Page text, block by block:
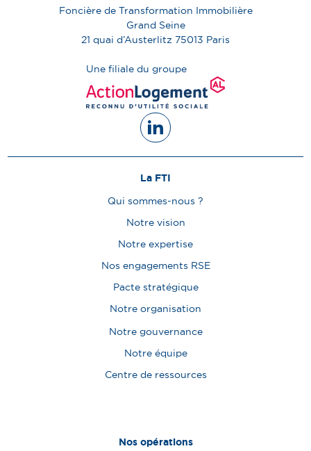
Foncière de Transformation Immobilière
Grand Seine
21 quai d’Austerlitz 75013 Paris
Une filiale du groupe
La FTI
Qui sommes-nous ?
Notre vision
Notre expertise
Nos engagements RSE
Pacte stratégique
Notre organisation
Notre gouvernance
Notre équipe
Centre de ressources
Nos opérations